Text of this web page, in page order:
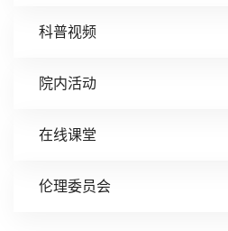
科普视频
院内活动
在线课堂
伦理委员会